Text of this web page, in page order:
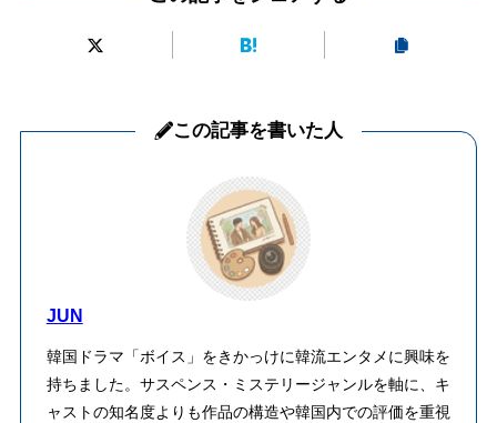
この記事を書いた人
JUN
韓国ドラマ「ボイス」をきかっけに韓流エンタメに興味を
持ちました。サスペンス・ミステリージャンルを軸に、キ
ャストの知名度よりも作品の構造や韓国内での評価を重視